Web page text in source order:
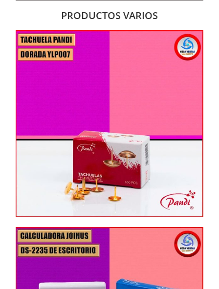
PRODUCTOS VARIOS